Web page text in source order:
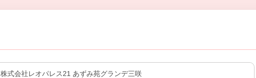
株式会社レオパレス21 あずみ苑グランデ三咲